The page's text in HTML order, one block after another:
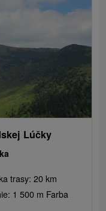
Lúčky
trasy: 20 km
1 500 m Farba